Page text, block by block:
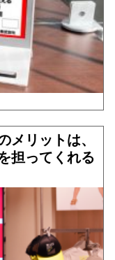
メリットは、
担ってくれる